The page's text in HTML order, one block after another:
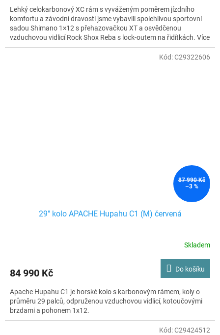
Lehký celokarbonový XC rám s vyváženým poměrem jízdního
komfortu a závodní dravosti jsme vybavili spolehlivou sportovní
sadou Shimano 1×12 s přehazovačkou XT a osvědčenou
vzduchovou vidlicí Rock Shox Reba s lock-outem na řidítkách. Více
pohodlí v terénu přináší karbonová sedlovka a kvalitní kola s
87 990 Kč
–3 %
29" kolo APACHE Hupahu C1 (M) červená
Skladem
84 990 Kč Do košíku
Apache Hupahu C1 je horské kolo s karbonovým rámem, koly o
průměru 29 palců, odpruženou vzduchovou vidlicí, kotoučovými
brzdami a pohonem 1x12.
Kód:C29322606
Kód:C29424512